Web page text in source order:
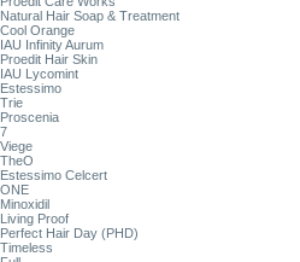
Natural Hair Soap & Treatment
Cool Orange
IAU Infinity Aurum
Proedit Hair Skin
IAU Lycomint
Estessimo
Trie
Proscenia
7
Viege
TheO
Estessimo Celcert
ONE
Minoxidil
Living Proof
Perfect Hair Day (PHD)
Timeless